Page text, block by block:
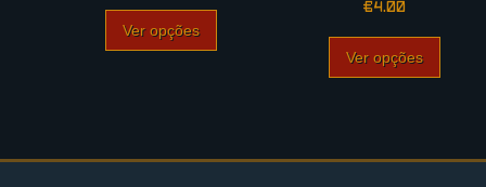
Ver opções
€4.00
Ver opções